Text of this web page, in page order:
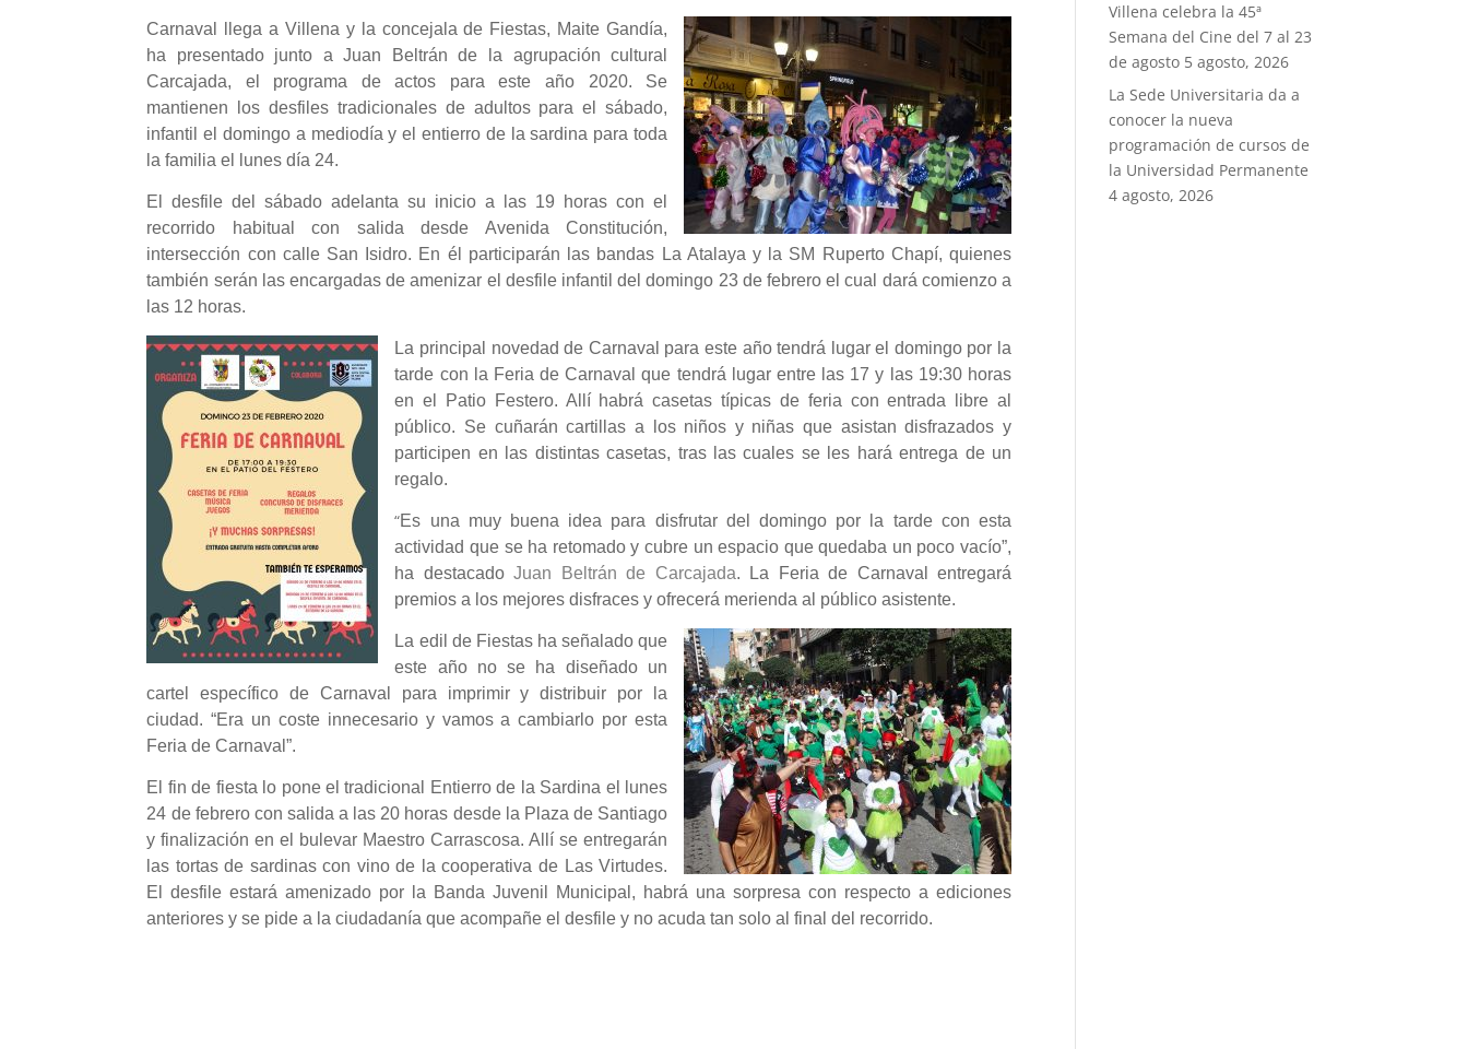
Carnaval llega a Villena y la concejala de Fiestas, Maite Gandía,
ha presentado junto a Juan Beltrán de la agrupación cultural
Carcajada, el programa de actos para este año 2020. Se
mantienen los desfiles tradicionales de adultos para el sábado,
infantil el domingo a mediodía y el entierro de la sardina para toda
la familia el lunes día 24.
El desfile del sábado adelanta su inicio a las 19 horas con el
recorrido habitual con salida desde Avenida Constitución,
intersección con calle San Isidro. En él participarán las bandas La Atalaya y la SM Ruperto Chapí, quienes
también serán las encargadas de amenizar el desfile infantil del domingo 23 de febrero el cual dará comienzo a
las 12 horas.
La principal novedad de Carnaval para este año tendrá lugar el domingo por la
tarde con la Feria de Carnaval que tendrá lugar entre las 17 y las 19:30 horas
en el Patio Festero. Allí habrá casetas típicas de feria con entrada libre al
público. Se cuñarán cartillas a los niños y niñas que asistan disfrazados y
participen en las distintas casetas, tras las cuales se les hará entrega de un
regalo.
“Es una muy buena idea para disfrutar del domingo por la tarde con esta
actividad que se ha retomado y cubre un espacio que quedaba un poco vacío”,
ha destacadoJuan Beltrán de Carcajada. La Feria de Carnaval entregará
premios a los mejores disfraces y ofrecerá merienda al público asistente.
La edil de Fiestas ha señalado que
este año no se ha diseñado un
cartel específico de Carnaval para imprimir y distribuir por la
ciudad. “Era un coste innecesario y vamos a cambiarlo por esta
Feria de Carnaval”.
El fin de fiesta lo pone el tradicional Entierro de la Sardina el lunes
24 de febrero con salida a las 20 horas desde la Plaza de Santiago
y finalización en el bulevar Maestro Carrascosa. Allí se entregarán
las tortas de sardinas con vino de la cooperativa de Las Virtudes.
El desfile estará amenizado por la Banda Juvenil Municipal, habrá una sorpresa con respecto a ediciones
anteriores y se pide a la ciudadanía que acompañe el desfile y no acuda tan solo al final del recorrido.
Villena celebra la 45ª
Semana del Cine del 7 al 23
de agosto 5 agosto, 2026
La Sede Universitaria da a
conocer la nueva
programación de cursos de
la Universidad Permanente
4 agosto, 2026